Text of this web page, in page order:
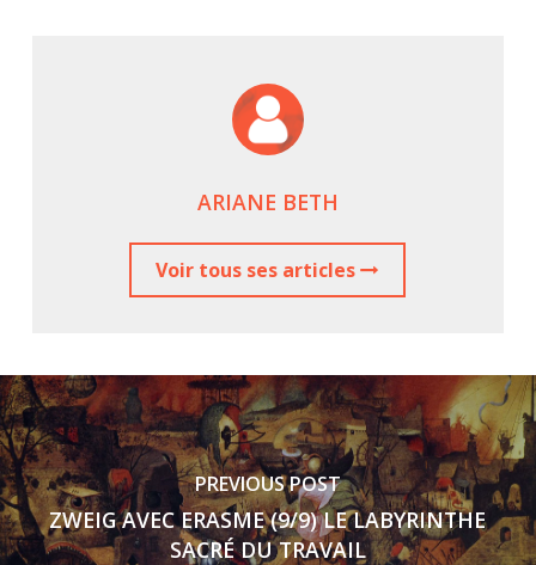
ARIANE BETH
Voir tous ses articles
PREVIOUS POST
ZWEIG AVEC ERASME (9/9) LE LABYRINTHE
SACRÉ DU TRAVAIL